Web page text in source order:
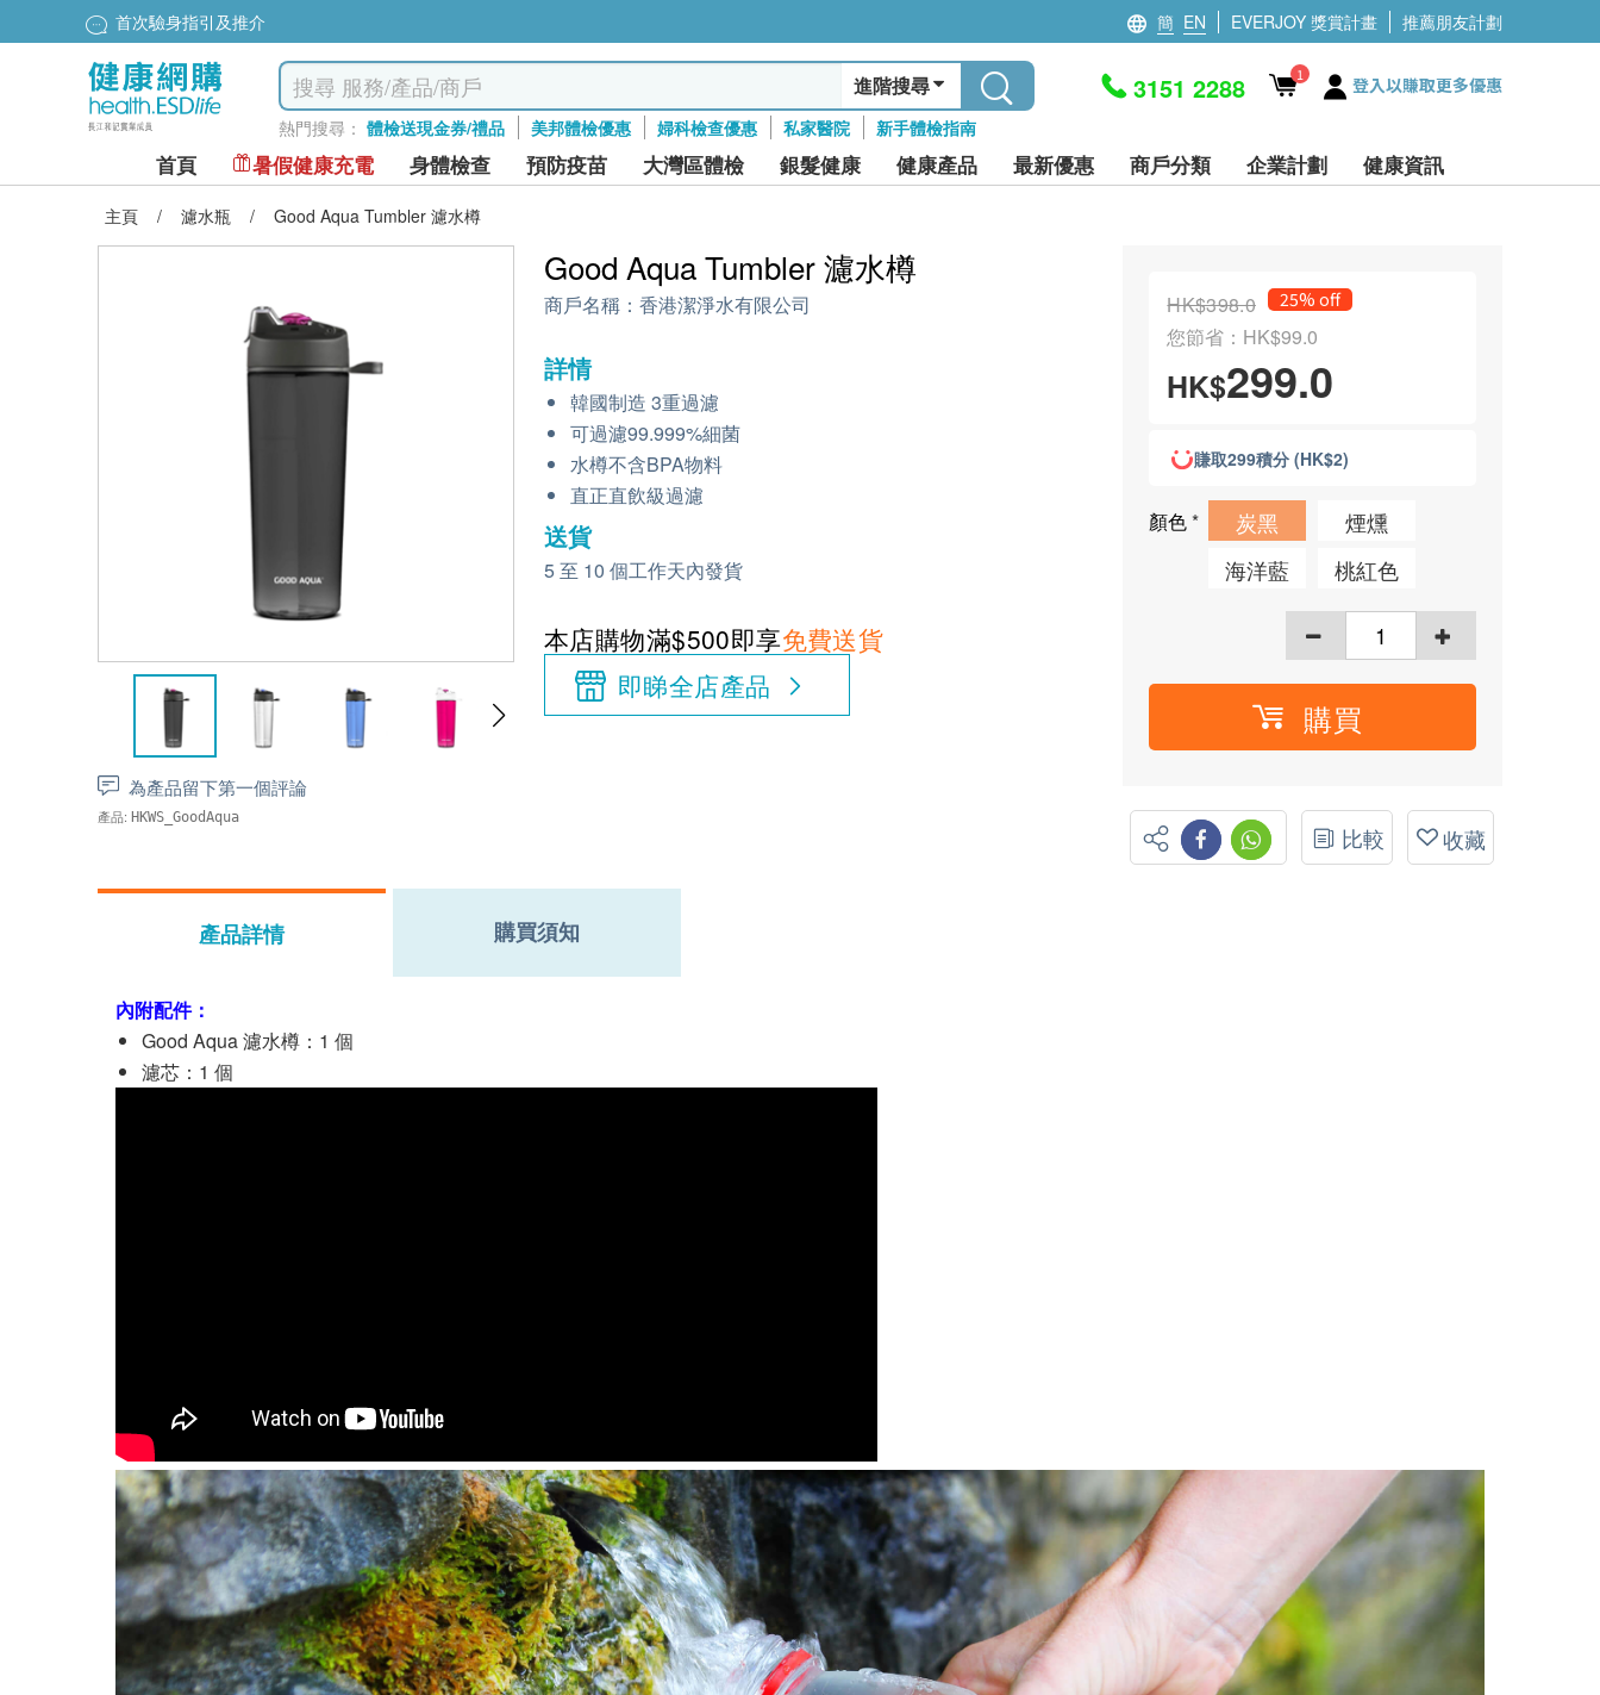
首次驗身指引及推介 簡 EN EVERJOY 獎賞計畫 推薦朋友計劃
進階搜尋
熱門搜尋： 體檢送現金券/禮品 美邦體檢優惠 婦科檢查優惠 私家醫院 新手體檢指南
3151 2288 1 登入以賺取更多優惠
首頁 暑假健康充電 身體檢查 預防疫苗 大灣區體檢 銀髮健康 健康產品 最新優惠 商戶分類 企業計劃 健康資訊
主頁 / 濾水瓶 / Good Aqua Tumbler 濾水樽
為產品留下第一個評論
產品: HKWS_GoodAqua
Good Aqua Tumbler 濾水樽
商戶名稱： 香港潔淨水有限公司
詳情
韓國制造 3重過濾
可過濾99.999%細菌
水樽不含BPA物料
直正直飲級過濾
送貨
5 至 10 個工作天內發貨
本店購物滿$500即享免費送貨
即睇全店產品
HK$398.0 25% off
您節省：HK$99.0
HK$299.0
賺取299積分 (HK$2)
顏色* 炭黑
煙燻
海洋藍
桃紅色
購買
比較 收藏
產品詳情 購買須知
內附配件：
Good Aqua 濾水樽：1 個
濾芯：1 個